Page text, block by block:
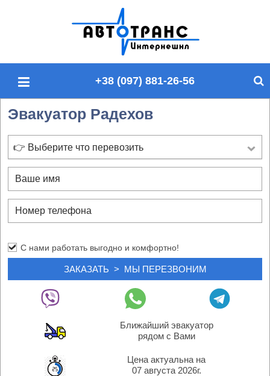
п
й
у
+38 (097) 881-26-56
Эвакуатор Радехов
👉 Выберите что перевозить
С нами работать выгодно и комфортно!
Ближайший эвакуатор
рядом с Вами
Цена актуальна на
07 августа 2026г.